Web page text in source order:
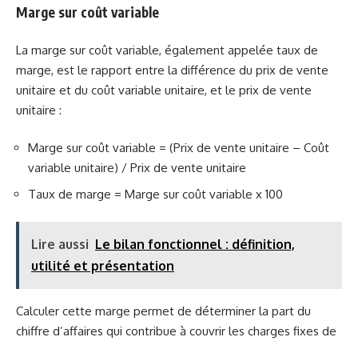
Marge sur coût variable
La marge sur coût variable, également appelée taux de
marge, est le rapport entre la différence du prix de vente
unitaire et du coût variable unitaire, et le prix de vente
unitaire :
Marge sur coût variable = (Prix de vente unitaire – Coût
variable unitaire) / Prix de vente unitaire
Taux de marge = Marge sur coût variable x 100
Lire aussi Le bilan fonctionnel : définition,
utilité et présentation
Calculer cette marge permet de déterminer la part du
chiffre d’affaires qui contribue à couvrir les charges fixes de